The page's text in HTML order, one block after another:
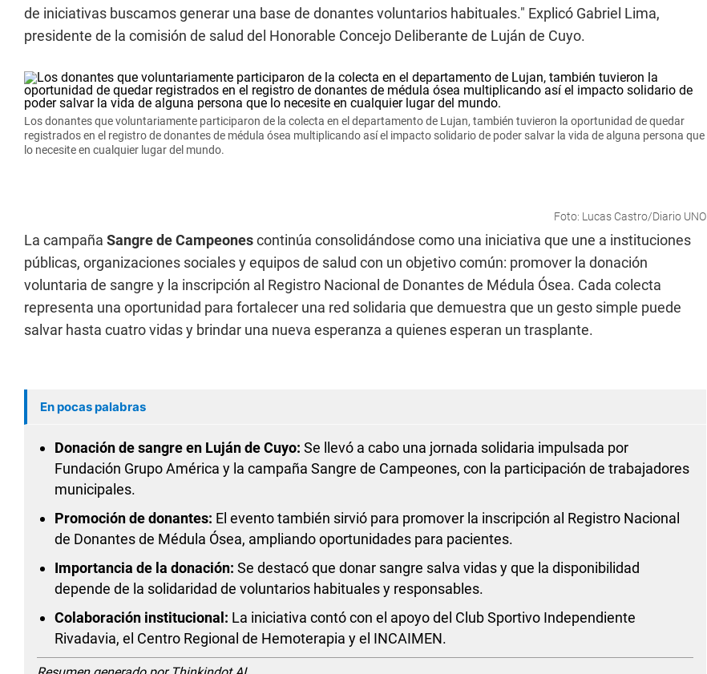
de iniciativas buscamos generar una base de donantes voluntarios habituales." Explicó Gabriel Lima,
presidente de la comisión de salud del Honorable Concejo Deliberante de Luján de Cuyo.
Los donantes que voluntariamente participaron de la colecta en el departamento de Lujan, también tuvieron la oportunidad de quedar
registrados en el registro de donantes de médula ósea multiplicando así el impacto solidario de poder salvar la vida de alguna persona que
lo necesite en cualquier lugar del mundo.
Foto: Lucas Castro/Diario UNO
La campaña Sangre de Campeonescontinúa consolidándose como una iniciativa que une a instituciones
públicas, organizaciones sociales y equipos de salud con un objetivo común: promover la donación
voluntaria de sangre y la inscripción al Registro Nacional de Donantes de Médula Ósea. Cada colecta
representa una oportunidad para fortalecer una red solidaria que demuestra que un gesto simple puede
salvar hasta cuatro vidas y brindar una nueva esperanza a quienes esperan un trasplante.
En pocas palabras
Donación de sangre en Luján de Cuyo: Se llevó a cabo una jornada solidaria impulsada por
Fundación Grupo América y la campaña Sangre de Campeones, con la participación de trabajadores
municipales.
Promoción de donantes: El evento también sirvió para promover la inscripción al Registro Nacional
de Donantes de Médula Ósea, ampliando oportunidades para pacientes.
Importancia de la donación: Se destacó que donar sangre salva vidas y que la disponibilidad
depende de la solidaridad de voluntarios habituales y responsables.
Colaboración institucional: La iniciativa contó con el apoyo del Club Sportivo Independiente
Rivadavia, el Centro Regional de Hemoterapia y el INCAIMEN.